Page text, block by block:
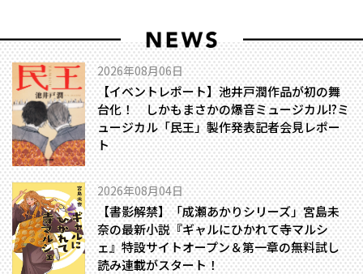
2026年08月06日
【イベントレポート】池井戸潤作品が初の舞
台化！ しかもまさかの爆音ミュージカル!?――ミ
ュージカル「民王」製作発表記者会見レポー
ト
2026年08月04日
【書影解禁】「成瀬あかりシリーズ」宮島未
奈の最新小説『ギャルにひかれて寺マルシ
ェ』特設サイトオープン＆第一章の無料試し
読み連載がスタート！